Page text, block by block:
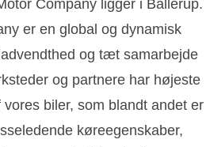
Company ligger i Ballerup.
er en global og dynamisk
og tæt samarbejde
og partnere har højeste
biler, som blandt andet er
køreegenskaber,